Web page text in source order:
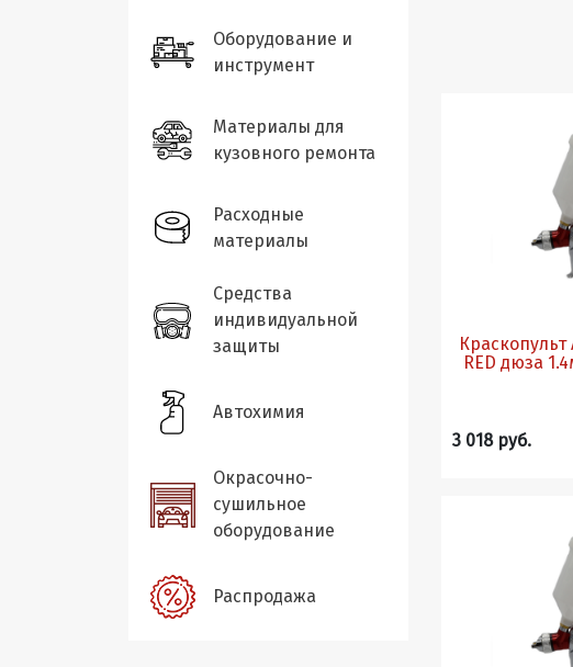
Оборудование и
инструмент
Материалы для
кузовного ремонта
Расходные
материалы
Средства
индивидуальной
защиты
Автохимия
Окрасочно-
сушильное
оборудование
Распродажа
Краскопульт
3 018 руб.